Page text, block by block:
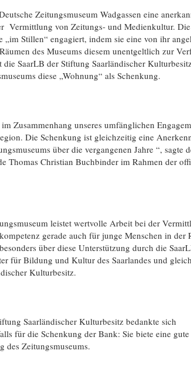
Zeitungsmuseum Wadgassen eine
Vermittlung von Zeitungs- und Medienkultur.
„im Stillen“ engagiert, indem sie eine von ihr
des Museums diesem unentgeltlich zur
die SaarLB der Stiftung Saarländischer
diese „Wohnung“ als Schenkung.
Zusammenhang unseres umfänglichen
Die Schenkung ist gleichzeitig eine
über die vergangenen Jahre “, sagte
Thomas Christian Buchbinder im Rahmen der
leistet wertvolle Arbeit bei der
gerade auch für junge Menschen in der
über diese Unterstützung durch die
für Bildung und Kultur des Saarlandes und
Kulturbesitz.
Saarländischer Kulturbesitz bedankte sich
für die Schenkung der Bank: Sie biete eine
des Zeitungsmuseums.